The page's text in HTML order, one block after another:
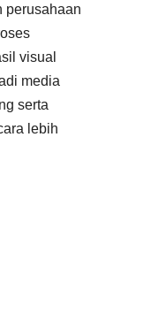
perusahaan
visual
media
serta
lebih